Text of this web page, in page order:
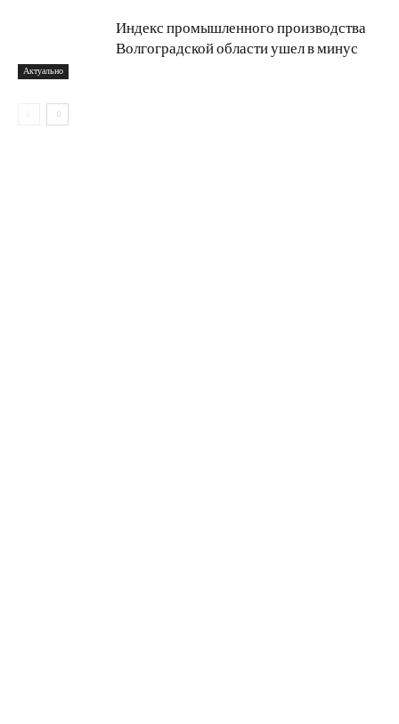
Актуально
Индекс промышленного производства
Волгоградской области ушел в минус